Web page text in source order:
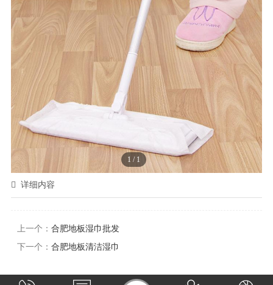
1 / 1
详细内容
上一个： 合肥地板湿巾批发
下一个： 合肥地板清洁湿巾